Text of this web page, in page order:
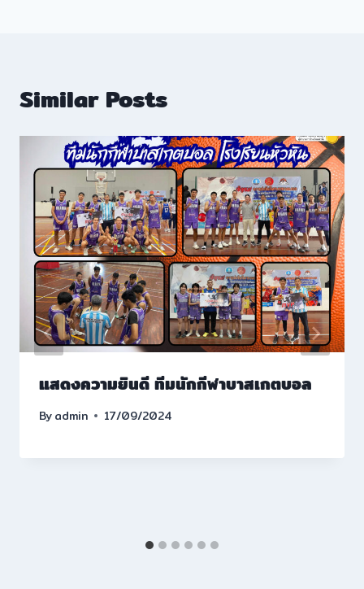
Similar Posts
แสดงความยินดี ทีมนักกีฬาบาสเกตบอล
Byadmin 17/09/2024